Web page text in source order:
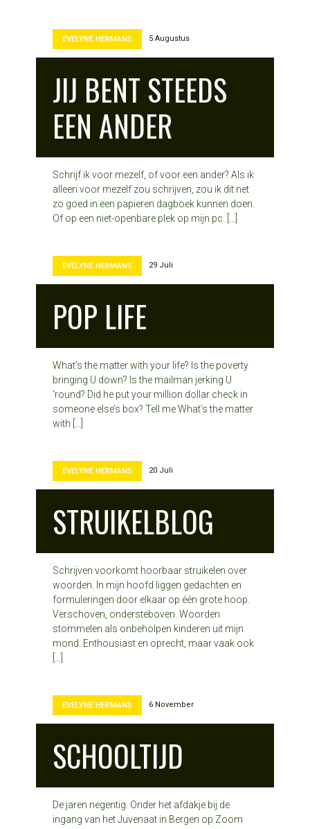
EVELYNE HERMANS 5 Augustus
JIJ BENT STEEDS
EEN ANDER
Schrijf ik voor mezelf, of voor een ander? Als ik
alleen voor mezelf zou schrijven, zou ik dit net
zo goed in een papieren dagboek kunnen doen.
Of op een niet-openbare plek op mijn pc. […]
EVELYNE HERMANS 29 Juli
POP LIFE
What’s the matter with your life? Is the poverty
bringing U down? Is the mailman jerking U
‘round? Did he put your million dollar check in
someone else’s box? Tell me What’s the matter
with […]
EVELYNE HERMANS 20 Juli
STRUIKELBLOG
Schrijven voorkomt hoorbaar struikelen over
woorden. In mijn hoofd liggen gedachten en
formuleringen door elkaar op één grote hoop.
Verschoven, ondersteboven. Woorden
stommelen als onbeholpen kinderen uit mijn
mond. Enthousiast en oprecht, maar vaak ook
EVELYNE HERMANS 6 November
SCHOOLTIJD
De jaren negentig. Onder het afdakje bij de
ingang van het Juvenaat in Bergen op Zoom